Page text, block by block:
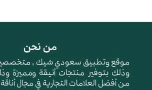
من نحن
موقع وتطبيق سعودي شيك , متخصصين
وذلك بتوفير منتجات أنيقة ومميزة
من أفضل العلامات التجارية في مجال